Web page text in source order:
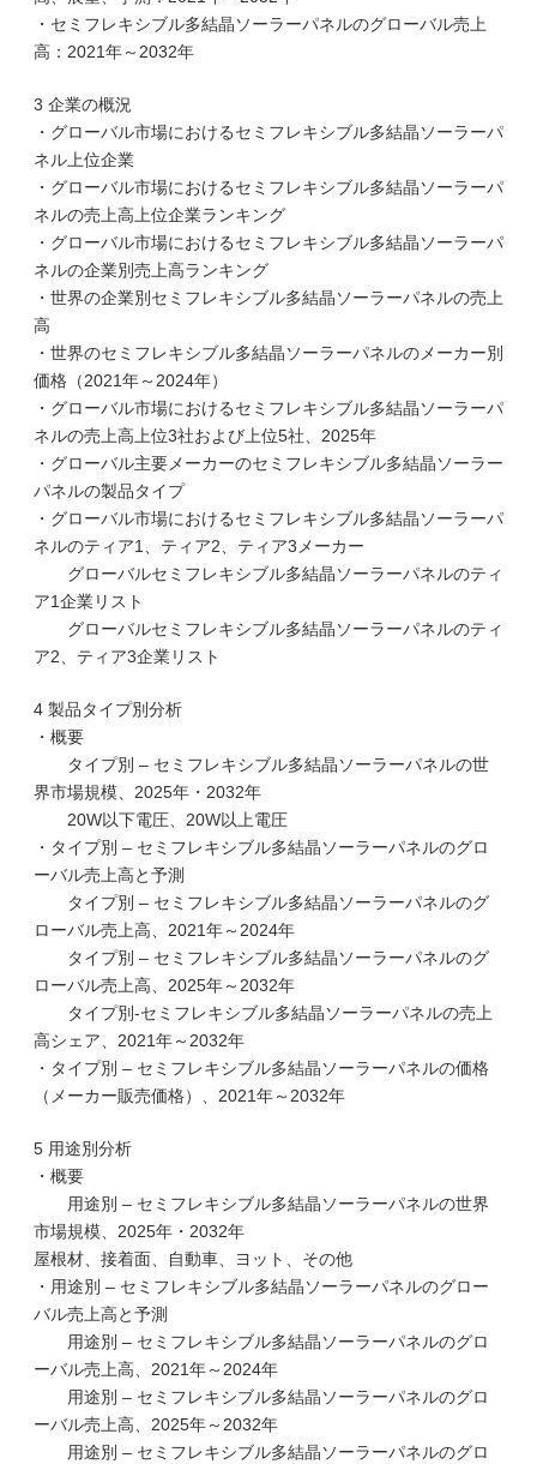
・セミフレキシブル多結晶ソーラーパネルのグローバル売上
高：2021年～2032年
3 企業の概況
・グローバル市場におけるセミフレキシブル多結晶ソーラーパ
ネル上位企業
・グローバル市場におけるセミフレキシブル多結晶ソーラーパ
ネルの売上高上位企業ランキング
・グローバル市場におけるセミフレキシブル多結晶ソーラーパ
ネルの企業別売上高ランキング
・世界の企業別セミフレキシブル多結晶ソーラーパネルの売上
高
・世界のセミフレキシブル多結晶ソーラーパネルのメーカー別
価格（2021年～2024年）
・グローバル市場におけるセミフレキシブル多結晶ソーラーパ
ネルの売上高上位3社および上位5社、2025年
・グローバル主要メーカーのセミフレキシブル多結晶ソーラー
パネルの製品タイプ
・グローバル市場におけるセミフレキシブル多結晶ソーラーパ
ネルのティア1、ティア2、ティア3メーカー
グローバルセミフレキシブル多結晶ソーラーパネルのティ
ア1企業リスト
グローバルセミフレキシブル多結晶ソーラーパネルのティ
ア2、ティア3企業リスト
4 製品タイプ別分析
・概要
タイプ別 – セミフレキシブル多結晶ソーラーパネルの世
界市場規模、2025年・2032年
20W以下電圧、20W以上電圧
・タイプ別 – セミフレキシブル多結晶ソーラーパネルのグロ
ーバル売上高と予測
タイプ別 – セミフレキシブル多結晶ソーラーパネルのグ
ローバル売上高、2021年～2024年
タイプ別 – セミフレキシブル多結晶ソーラーパネルのグ
ローバル売上高、2025年～2032年
タイプ別-セミフレキシブル多結晶ソーラーパネルの売上
高シェア、2021年～2032年
・タイプ別 – セミフレキシブル多結晶ソーラーパネルの価格
（メーカー販売価格）、2021年～2032年
5 用途別分析
・概要
用途別 – セミフレキシブル多結晶ソーラーパネルの世界
市場規模、2025年・2032年
屋根材、接着面、自動車、ヨット、その他
・用途別 – セミフレキシブル多結晶ソーラーパネルのグロー
バル売上高と予測
用途別 – セミフレキシブル多結晶ソーラーパネルのグロ
ーバル売上高、2021年～2024年
用途別 – セミフレキシブル多結晶ソーラーパネルのグロ
ーバル売上高、2025年～2032年
用途別 – セミフレキシブル多結晶ソーラーパネルのグロ